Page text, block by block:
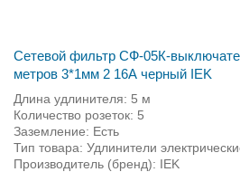
Сетевой фильтр СФ-05К-
метров 3*1мм 2 16А черный IEK
Длина удлинителя: 5 м
Количество розеток: 5
Заземление: Есть
Тип товара: Удлинители
Производитель (бренд): IEK